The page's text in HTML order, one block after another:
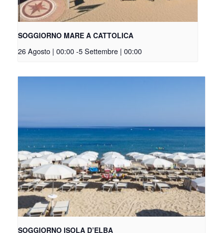
SOGGIORNO MARE A CATTOLICA
26 Agosto | 00:00-5 Settembre | 00:00
SOGGIORNO ISOLA D’ELBA